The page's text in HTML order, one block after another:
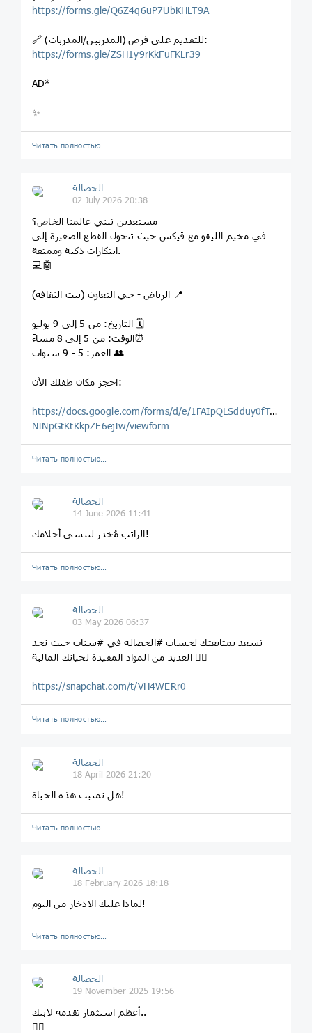
https://forms.gle/Q6Z4q6uP7UbKHLT9A
🔗 للتقديم على فرص (المدربين/المدربات):
https://forms.gle/ZSH1y9rKkFuFKLr39
AD*
✨
Читать полностью…
الحصالة
02 July 2026 20:38
مستعدين نبني عالمنا الخاص؟
في مخيم الليقو مع قيكس حيث تتحول القطع الصغيرة إلى
ابتكارات ذكية وممتعة.
💻🤖
‏📍 الرياض - حي التعاون (بيت الثقافة)
‏🗓 التاريخ: من 5 إلى 9 يوليو
‏⏰الوقت: من 5 إلى 8 مساءً
‏👥 العمر: 5 - 9 سنوات
‏احجز مكان طفلك الآن:
https://docs.google.com/forms/d/e/
NINpGtKtKkpZE6ejIw/viewform
Читать полностью…
الحصالة
14 June 2026 11:41
الراتب مُخدر لتنسى أحلامك!
Читать полностью…
الحصالة
03 May 2026 06:37
نسعد بمتابعتك لحساب #الحصالة في #سناب حيث تجد
العديد من المواد المفيدة لحياتك المالية 👇🏼
https://snapchat.com/t/VH4WERr0
Читать полностью…
الحصالة
18 April 2026 21:20
هل تمنيت هذه الحياة!
Читать полностью…
الحصالة
18 February 2026 18:18
لماذا عليك الادخار من اليوم!
Читать полностью…
الحصالة
19 November 2025 19:56
أعظم استثمار تقدمه لابنك..
👌🏼